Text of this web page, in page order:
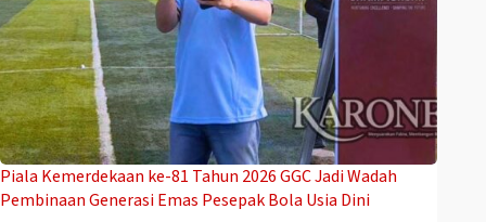
Piala Kemerdekaan ke-81 Tahun 2026 GGC Jadi Wadah
Pembinaan Generasi Emas Pesepak Bola Usia Dini